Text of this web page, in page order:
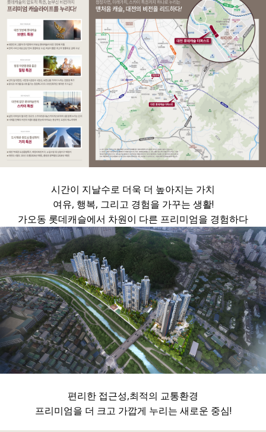
시간이 지날수로 더욱 더 높아지는 가치
여유, 행복, 그리고 경험을 가꾸는 생활!
가오동 롯데캐슬에서 차원이 다른 프리미엄을 경험하다
편리한 접근성,최적의 교통환경
프리미엄을 더 크고 가깝게 누리는 새로운 중심!